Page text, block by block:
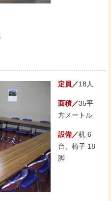
定員／18人
面積／35平
方メートル
設備／机 6
台、椅子 18
脚